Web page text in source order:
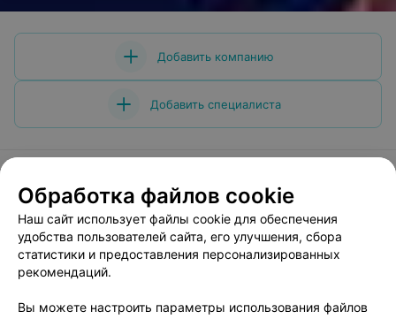
Добавить компанию
Добавить специалиста
О проекте Новости проекта
Размещение рекламы
Медицинский маркетинг
Публичный договор
Пользовательское соглашение
Способы оплаты
Написать руководителю 103.by
Обработка файлов cookie
Наш сайт использует файлы cookie для обеспечения
удобства пользователей сайта, его улучшения, сбора
статистики и предоставления персонализированных
рекомендаций.
Вы можете настроить параметры использования файлов